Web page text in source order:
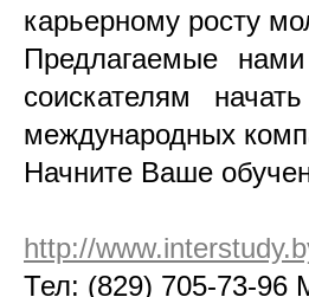
карьерному росту
Предлагаемые нами
соискателям
международных
Начните Ваше
http://
Тел: (829) 705-73-96